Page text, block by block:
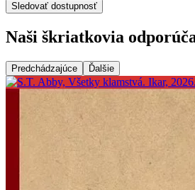
Sledovať dostupnosť
Naši škriatkovia
Predchádzajúce Ďalšie